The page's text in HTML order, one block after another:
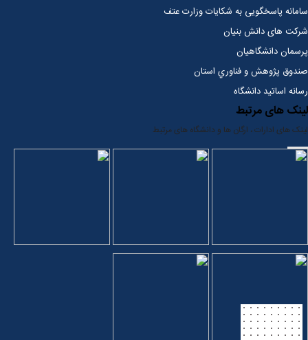
سامانه پاسخگویی به شکایات وزارت عتف
شرکت های دانش بنیان
پرسمان دانشگاهیان
صندوق پژوهش و فناوري استان
رسانه اساتید دانشگاه
لینک های مرتبط
لینک های ادارات ، ارگان ها و دانشگاه های مرتبط